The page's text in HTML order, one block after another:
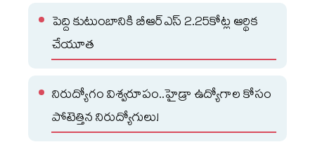
పెద్ది కుటుంబానికి బీఆర్ఎస్ 2.25కోట్ల ఆర్థిక
చేయూత
నిరుద్యోగం విశ్వరూపం..హైడ్రా ఉద్యోగాల కోసం
పోటెత్తిన నిరుద్యోగులు!